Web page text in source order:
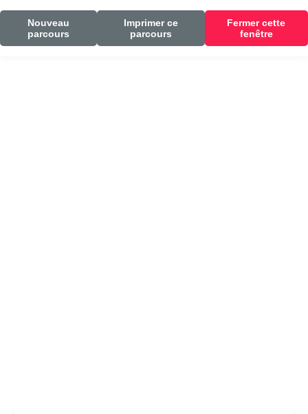
Nouveau
parcours
Imprimer ce
parcours
Fermer cette
fenêtre